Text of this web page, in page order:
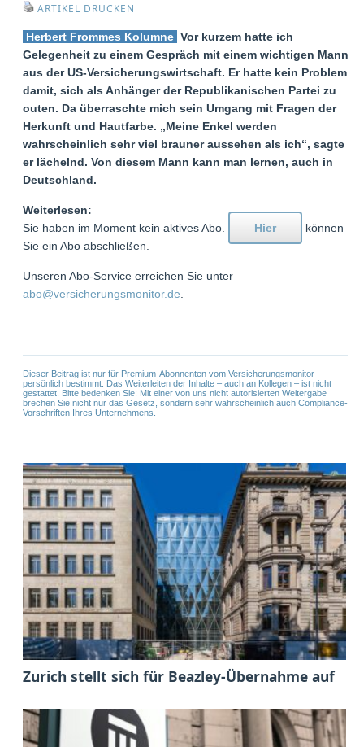
ARTIKEL DRUCKEN
Herbert Frommes Kolumne Vor kurzem hatte ich
Gelegenheit zu einem Gespräch mit einem wichtigen Mann
aus der US-Versicherungswirtschaft. Er hatte kein Problem
damit, sich als Anhänger der Republikanischen Partei zu
outen. Da überraschte mich sein Umgang mit Fragen der
Herkunft und Hautfarbe. „Meine Enkel werden
wahrscheinlich sehr viel brauner aussehen als ich“, sagte
er lächelnd. Von diesem Mann kann man lernen, auch in
Deutschland.
Weiterlesen:
Sie haben im Moment kein aktives Abo.
Hier
können
Sie ein Abo abschließen.
Unseren Abo-Service erreichen Sie unter
abo@versicherungsmonitor.de
Dieser Beitrag ist nur für Premium-Abonnenten vom Versicherungsmonitor
persönlich bestimmt. Das Weiterleiten der Inhalte – auch an Kollegen – ist nicht
gestattet. Bitte bedenken Sie: Mit einer von uns nicht autorisierten Weitergabe
brechen Sie nicht nur das Gesetz, sondern sehr wahrscheinlich auch Compliance-
Vorschriften Ihres Unternehmens.
Zurich stellt sich für Beazley-Übernahme auf